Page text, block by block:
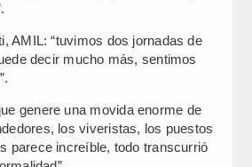
AMIL: “tuvimos dos jornadas de
decir mucho más, sentimos
genere una movida enorme de
los viveristas, los puestos
parece increíble, todo transcurrió